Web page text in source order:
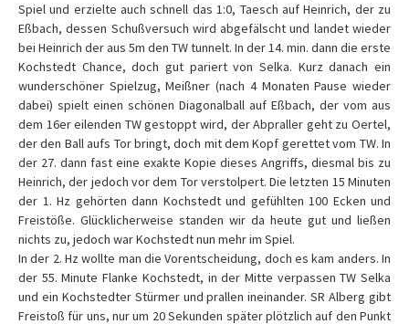
Spiel und erzielte auch schnell das 1:0, Taesch auf Heinrich, der zu
Eßbach, dessen Schußversuch wird abgefälscht und landet wieder
bei Heinrich der aus 5m den TW tunnelt. In der 14. min. dann die erste
Kochstedt Chance, doch gut pariert von Selka. Kurz danach ein
wunderschöner Spielzug, Meißner (nach 4 Monaten Pause wieder
dabei) spielt einen schönen Diagonalball auf Eßbach, der vom aus
dem 16er eilenden TW gestoppt wird, der Abpraller geht zu Oertel,
der den Ball aufs Tor bringt, doch mit dem Kopf gerettet vom TW. In
der 27. dann fast eine exakte Kopie dieses Angriffs, diesmal bis zu
Heinrich, der jedoch vor dem Tor verstolpert. Die letzten 15 Minuten
der 1. Hz gehörten dann Kochstedt und gefühlten 100 Ecken und
Freistöße. Glücklicherweise standen wir da heute gut und ließen
nichts zu, jedoch war Kochstedt nun mehr im Spiel.
In der 2. Hz wollte man die Vorentscheidung, doch es kam anders. In
der 55. Minute Flanke Kochstedt, in der Mitte verpassen TW Selka
und ein Kochstedter Stürmer und prallen ineinander. SR Alberg gibt
Freistoß für uns, nur um 20 Sekunden später plötzlich auf den Punkt